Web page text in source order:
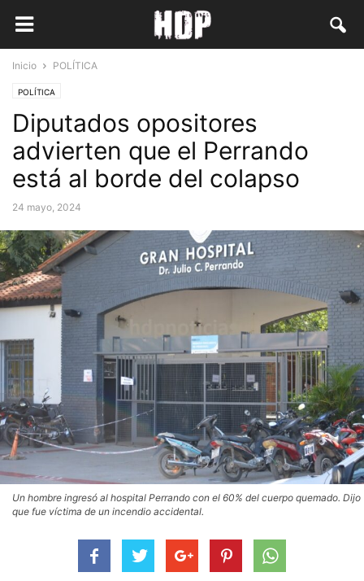
Inicio POLÍTICA
POLÍTICA
Diputados opositores
advierten que el Perrando
está al borde del colapso
24 mayo, 2024
Un hombre ingresó al hospital Perrando con el 60% del cuerpo quemado. Dijo
que fue víctima de un incendio accidental.